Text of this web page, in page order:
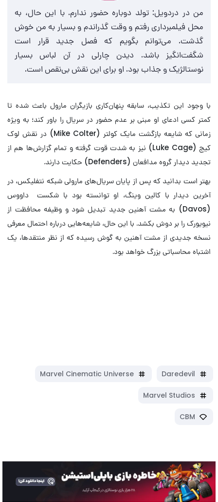
من در دردویل: تولد دوباره حضور ندارم. با این حال، به
محل فیلمبرداری رفتم و وقت گذراندم و بسیار به من خوش
گذشت. می‌توانم بگویم که فصل جدید قرار است
شگفت‌انگیز باشد. دیدن چارلی در آن لباس بسیار
نوستالژیک و جذاب بود. او برای این نقش بی‌نقص است.
با وجود این تکذیب، سابقه پنهان‌کاری بازیگران مارول باعث شده تا
کمتر کسی ادعای او مبنی بر عدم حضور در سریال را باور کند؛ به ویژه
زمانی که شایعه بازگشت مایک کولتر (Mike Colter) در نقش لوک
کیج (Luke Cage) نیز به شدت قوت گرفته و تمام گزارش‌ها هم از
تجدید دیدار گروه مدافعان (Defenders) حکایت دارند.
بهتر است بدانید که پس از پایان سریال‌های مارولی شبکه نتفلیکس، در
آخرین دیدار با کالین وینگ، او توانسته بود با شکست داووس
(Davos) به مشت آهنین جدید تبدیل شود و وظیفه محافظت از
نیویورک را بر دوش بکشد. با این حال، شایعه‌هایی درباره احتمال معرفی
نسخه جدیدی از مشت آهنین به گوش رسیده که از نظر منتقدها، یک
اشتباه محاسباتی بزرگ خواهد بود.
Daredevil
Marvel Cinematic Universe
Marvel Studios
CBM